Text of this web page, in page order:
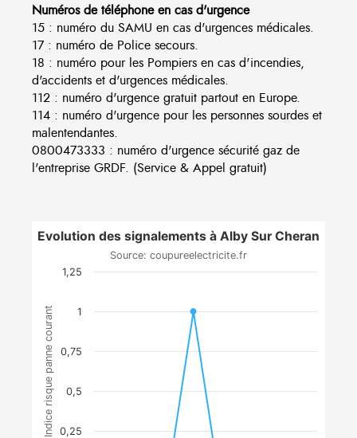
Numéros de téléphone en cas d'urgence
15 : numéro du SAMU en cas d'urgences médicales.
17 : numéro de Police secours.
18 : numéro pour les Pompiers en cas d'incendies,
d'accidents et d'urgences médicales.
112 : numéro d'urgence gratuit partout en Europe.
114 : numéro d'urgence pour les personnes sourdes et
malentendantes.
0800473333 : numéro d'urgence sécurité gaz de
l'entreprise GRDF. (Service & Appel gratuit)
Indice risque panne courant
Evolution des signalements à Alby Sur Cheran
Source: coupureelectricite.fr
0,25
0,5
0,75
1
1,25